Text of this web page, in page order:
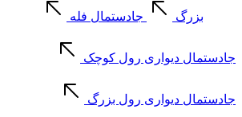
بزرگ جادستمال فله
جادستمال دیواری رول کوچک
جادستمال دیواری رول بزرگ